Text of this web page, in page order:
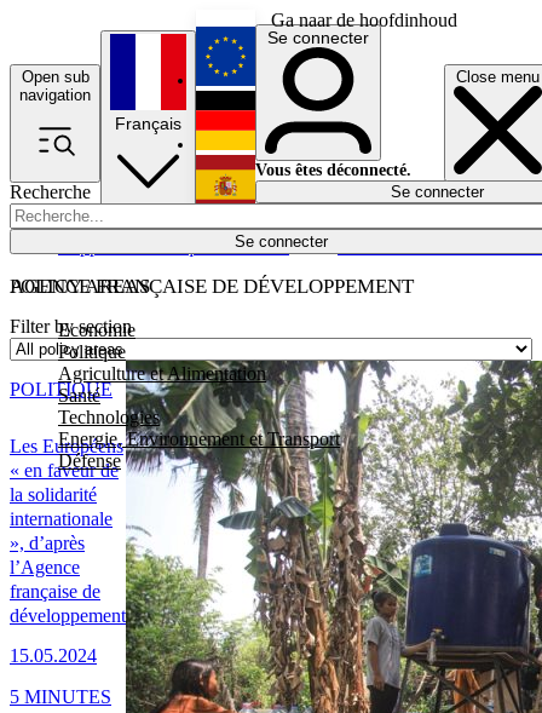
Ga naar de hoofdinhoud
Open sub
navigation
Close menu
Recherche
Se connecter
POLICY AREAS
Economie
Politique
Agriculture et Alimentation
Santé
Technologies
Energie, Environnement et Transport
Défense
Économie
Français
English
Deutsch
Español
Se connecter
Vous êtes déconnecté.
Se connecter
AGENCE FRANÇAISE DE DÉVELOPPEMENT
Filter by section
Les Européens
« en faveur de
la solidarité
internationale
», d’après
l’Agence
française de
développement
15.05.2024
POLITIQUE
5 MINUTES